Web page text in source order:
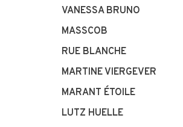
VANESSA BRUNO
MASSCOB
RUE BLANCHE
MARTINE VIERGEVER
MARANT ÉTOILE
LUTZ HUELLE